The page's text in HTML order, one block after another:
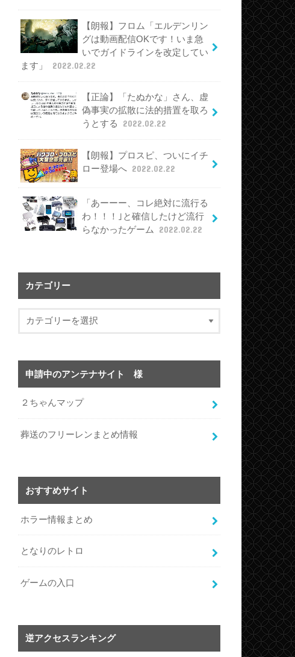
【朗報】フロム「エルデンリン
グは動画配信OKです！いま急
いでガイドラインを改定してい
ます」
2022.02.22
【正論】「たぬかな」さん、虚
偽事実の拡散に法的措置を取ろ
うとする
2022.02.22
【朗報】プロスピ、ついにイチ
ロー登場へ 2022.02.22
「あーーー、コレ絶対に流行る
わ！！！｣と確信したけど流行
らなかったゲーム
2022.02.22
カテゴリー
申請中のアンテナサイト 様
２ちゃんマップ
葬送のフリーレンまとめ情報
おすすめサイト
ホラー情報まとめ
となりのレトロ
ゲームの入口
逆アクセスランキング